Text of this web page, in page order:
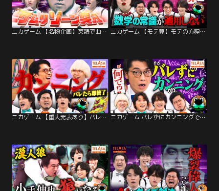
ニカゲーム 【名物企画】英語で曲当てクイズ/ケムリがあまりにもカッコいい ニカゲーム 【モテ算】モテの方程式を作れ！
ニカゲーム 【重大発表あり】バレずにカンニング完結編 ニカゲーム バレずにカンニングできるかな？